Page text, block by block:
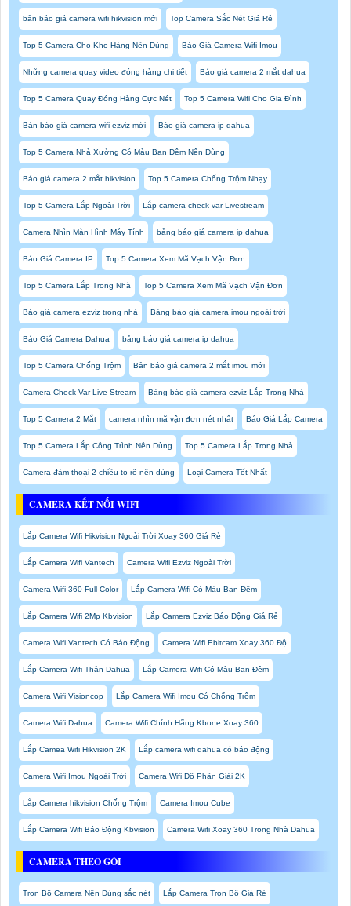
bản báo giá camera wifi hikvision mới Top Camera Sắc Nét Giá Rẻ
Top 5 Camera Cho Kho Hàng Nên Dùng Báo Giá Camera Wifi Imou
Những camera quay video đóng hàng chi tiết Báo giá camera 2 mắt dahua
Top 5 Camera Quay Đóng Hàng Cực Nét Top 5 Camera Wifi Cho Gia Đình
Bản báo giá camera wifi ezviz mới Báo giá camera ip dahua
Top 5 Camera Nhà Xưởng Có Màu Ban Đêm Nên Dùng
Báo giá camera 2 mắt hikvision Top 5 Camera Chống Trộm Nhạy
Top 5 Camera Lắp Ngoài Trời Lắp camera check var Livestream
Camera Nhìn Màn Hình Máy Tính bảng báo giá camera ip dahua
Báo Giá Camera IP Top 5 Camera Xem Mã Vạch Vận Đơn
Top 5 Camera Lắp Trong Nhà Top 5 Camera Xem Mã Vạch Vận Đơn
Báo giá camera ezviz trong nhà Bảng báo giá camera imou ngoài trời
Báo Giá Camera Dahua bảng báo giá camera ip dahua
Top 5 Camera Chống Trộm Bản báo giá camera 2 mắt imou mới
Camera Check Var Live Stream Bảng báo giá camera ezviz Lắp Trong Nhà
Top 5 Camera 2 Mắt camera nhìn mã vận đơn nét nhất Báo Giá Lắp Camera
Top 5 Camera Lắp Công Trình Nên Dùng Top 5 Camera Lắp Trong Nhà
Camera đàm thoại 2 chiều to rõ nên dùng Loại Camera Tốt Nhất
CAMERA KẾT NỐI WIFI
Lắp Camera Wifi Hikvision Ngoài Trời Xoay 360 Giá Rẻ
Lắp Camera Wifi Vantech Camera Wifi Ezviz Ngoài Trời
Camera Wifi 360 Full Color Lắp Camera Wifi Có Màu Ban Đêm
Lắp Camera Wifi 2Mp Kbvision Lắp Camera Ezviz Báo Động Giá Rẻ
Camera Wifi Vantech Có Báo Động Camera Wifi Ebitcam Xoay 360 Độ
Lắp Camera Wifi Thân Dahua Lắp Camera Wifi Có Màu Ban Đêm
Camera Wifi Visioncop Lắp Camera Wifi Imou Có Chống Trộm
Camera Wifi Dahua Camera Wifi Chính Hãng Kbone Xoay 360
Lắp Camea Wifi Hikvision 2K Lắp camera wifi dahua có báo động
Camera Wifi Imou Ngoài Trời Camera Wifi Độ Phân Giải 2K
Lắp Camera hikvision Chống Trộm Camera Imou Cube
Lắp Camera Wifi Báo Động Kbvision Camera Wifi Xoay 360 Trong Nhà Dahua
CAMERA THEO GÓI
Trọn Bộ Camera Nên Dùng sắc nét Lắp Camera Trọn Bộ Giá Rẻ